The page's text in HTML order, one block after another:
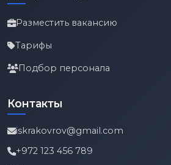
Разместить вакансию
Тарифы
Подбор персонала
Контакты
iskrakovrov@gmail.com
+972 123 456 789